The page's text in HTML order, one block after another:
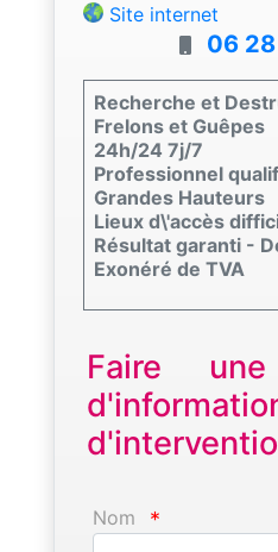
Site internet
06
Recherche et
Frelons et Guêpes
24h/24 7j/7
Professionnel
Grandes Hauteurs
Lieux d\'accès
Résultat garanti -
Exonéré de TVA
Faire
Nom *